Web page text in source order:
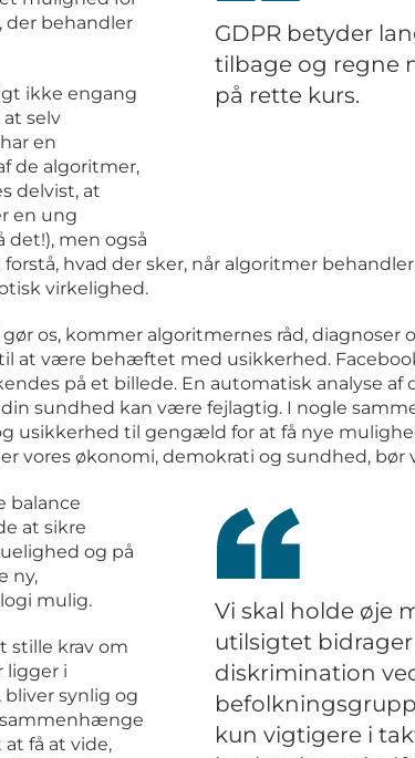
GDPR betyder
tilbage og regne
på rette kurs.
der behandler
ikke engang
at selv
en
de algoritmer,
delvist, at
en ung
det!), men også
hvad der sker, når algoritmer
virkelighed.
os, kommer algoritmernes råd, diagnoser
at være behæftet med usikkerhed.
på et billede. En automatisk analyse af
sundhed kan være fejlagtig. I nogle
usikkerhed til gengæld for at få nye
vores økonomi, demokrati og sundhed, bør
Vi skal holde øje
utilsigtet
diskrimination
kun vigtigere i
balance
at sikre
og på
ny,
mulig.
stille krav om
ligger i
bliver synlig og
få at vide,